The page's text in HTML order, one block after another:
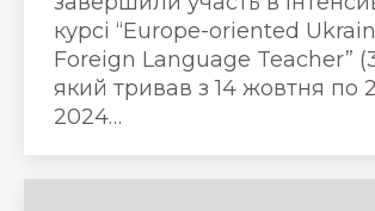
курсі “Europe-oriented
Foreign Language Teacher”
який тривав з 14 жовтня по
2024…